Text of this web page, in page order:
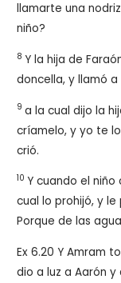
llamarte una
niño?
8Y la hija de
doncella, y llamó
9 a la cual dijo la
críamelo, y yo te
crió.
10Y cuando el niño
cual lo prohijó, y le
Porque de las
Ex 6.20 Y Amram
dio a luz a Aarón y